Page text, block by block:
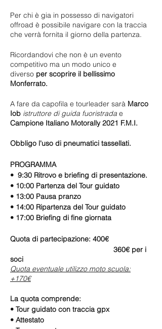
Per chi è gia in possesso di navigatori
offroad è possibile navigare con la traccia
che verrà fornita il giorno della partenza.
Ricordandovi che non è un evento
competitivo ma un modo unico e
diverso per scoprire il bellissimo
Monferrato.
A fare da capofila e tourleader sarà Marco
Iob istruttore di guida fuoristrada e
Campione Italiano Motorally 2021 F.M.I.
Obbligo l'uso di pneumatici tassellati.
PROGRAMMA
• 9:30 Ritrovo e briefing di presentazione.
• 10:00 Partenza del Tour guidato
• 13:00 Pausa pranzo
• 14:00 Ripartenza del Tour guidato
• 17:00 Briefing di fine giornata
Quota di partecipazione: 400€
360€ per i
soci
Quota eventuale utilizzo moto scuola:
+170€
La quota comprende:
• Tour guidato con traccia gpx
• Attestato